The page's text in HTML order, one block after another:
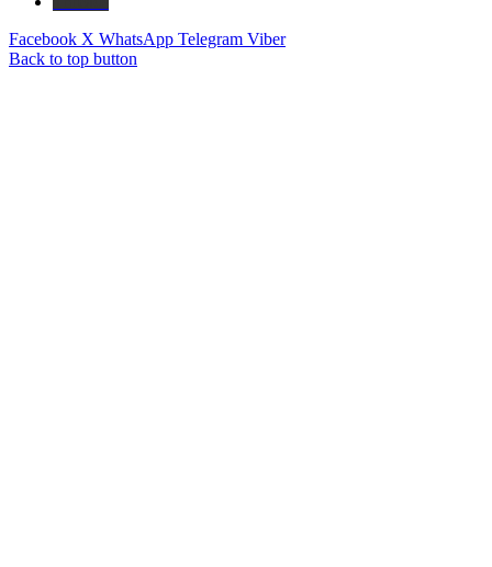
Facebook X WhatsApp Telegram Viber
Back to top button